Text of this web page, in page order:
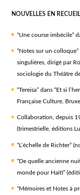
NOUVELLES EN
“Une course imbécile”
“Notes sur un
singulières, dirigé par
sociologie du Théâtre
“Tereisa” dans “Et si
Française Culture,
Collaboration, depuis
(trimestrielle, éditions
“L’échelle de Richter”
“De quelle ancienne
monde pour Haïti”
“Mémoires et Notes à